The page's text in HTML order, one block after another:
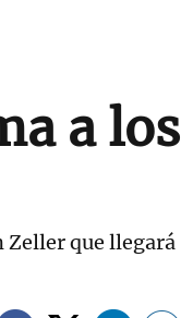
a los
Zeller que llegará